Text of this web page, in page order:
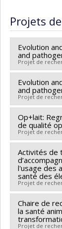
Cycle :
Diplôme
Lien vers le
Projets
Evolution
and
Projet de
Chercheur
Sources de
recherches
(CRSNG)
Programme
ou de
Evolution
and
Projet de
Chercheur
Sources de
recherches
(CRSNG)
Tremplin
Op+lait:
de qualité
Projet de
Chercheur
Co-
Sébastien
Dubuc,
Marianne
Sabogal ,
Activités de
l'usage des
santé des
Projet de
Chercheur
Co-
Chaire de
la santé
Projet de